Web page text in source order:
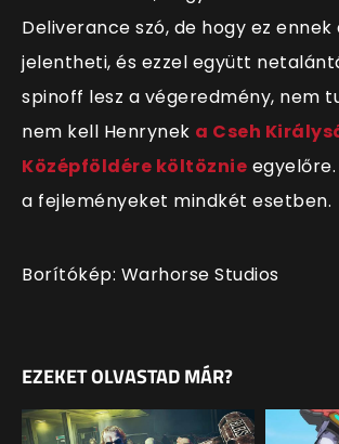
Deliverance szó, de hogy ez
jelentheti, és ezzel együtt
spinoff lesz a végeredmény, nem
nem kell Henrynek a Cseh
Középföldére költöznie
a fejleményeket mindkét esetben.
Borítókép: Warhorse Studios
EZEKET OLVASTAD MÁR?